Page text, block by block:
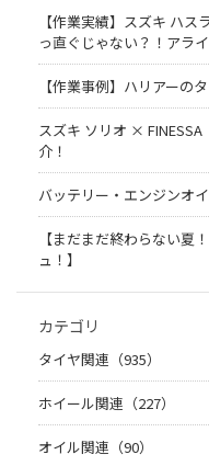
【作業実績】スズキ ハ
っ直ぐじゃない？！アラ
【作業事例】ハリアーの
スズキ ソリオ ×
介！
バッテリー・エンジンオ
【まだまだ終わらない夏
ュ！】
カテゴリ
タイヤ関連（935）
ホイール関連（227）
オイル関連（90）